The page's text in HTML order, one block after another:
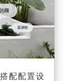
配配置设